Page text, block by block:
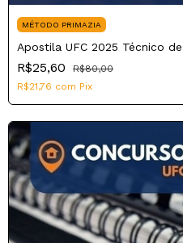
MÉTODO PRIMAZIA
Apostila UFC 2025 Técnico
R$25,60
R$80,00
R$21,76 com Pix